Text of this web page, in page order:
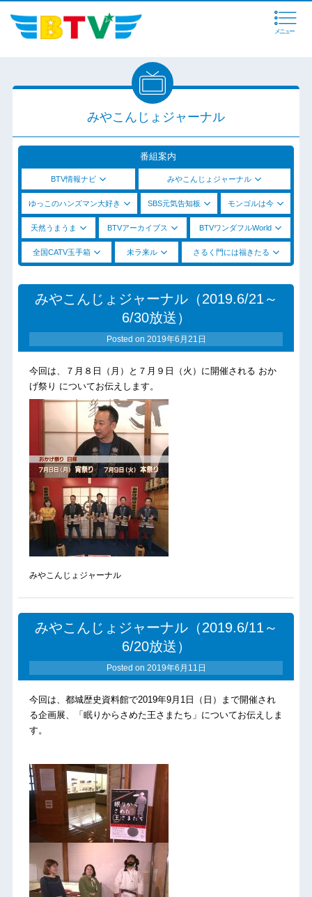
メニュー
みやこんじょジャーナル
番組案内
BTV情報ナビ みやこんじょジャーナル
ゆっこのハンズマン大好き SBS元気告知板 モンゴルは今
天然うまうま BTVアーカイブス BTVワンダフルWorld
全国CATV玉手箱 未ラ来ル さるく門には福きたる
みやこんじょジャーナル（2019.6/21～
6/30放送）
Posted on 2019年6月21日
今回は、７月８日（月）と７月９日（火）に開催される おか
げ祭り についてお伝えします。
みやこんじょジャーナル
みやこんじょジャーナル（2019.6/11～
6/20放送）
Posted on 2019年6月11日
今回は、都城歴史資料館で2019年9月1日（日）まで開催され
る企画展、「眠りからさめた王さまたち」についてお伝えしま
す。